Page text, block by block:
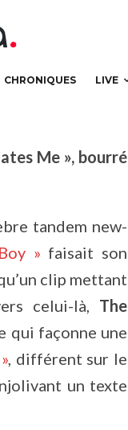
CHRONIQUES LIVE
Me », bourré
tandem new-
» faisait son
clip mettant
celui-là, The
qui façonne une
, différent sur le
un texte